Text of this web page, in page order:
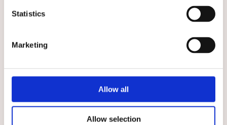
Statistics
Marketing
Allow all
Allow selection